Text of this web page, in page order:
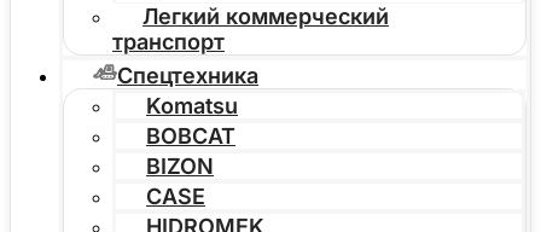
Легкий коммерческий
транспорт
Спецтехника
Komatsu
BOBCAT
BIZON
CASE